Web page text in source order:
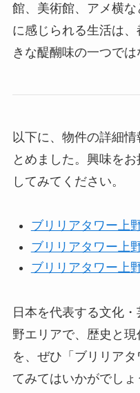
館、美術館、アメ横
に感じられる生活は
きな醍醐味の一つでは
以下に、物件の詳細
とめました。興味を
してみてください。
ブリリアタワー上
ブリリアタワー上
ブリリアタワー上
日本を代表する文化
野エリアで、歴史と
を、ぜひ「ブリリア
てみてはいかがでし